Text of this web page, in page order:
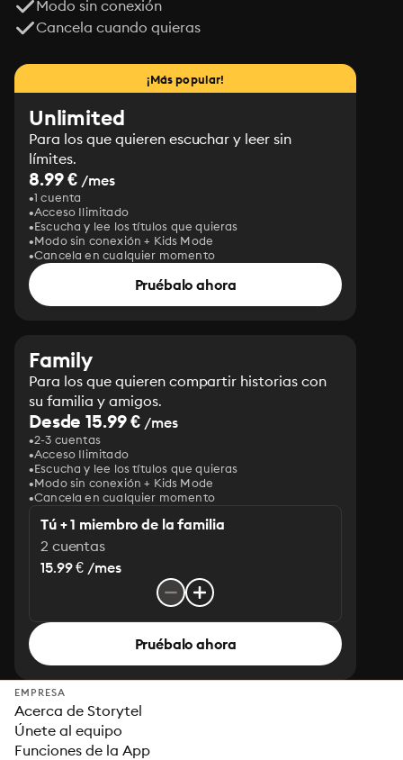
Modo sin conexión
Cancela cuando quieras
¡Más popular!
Unlimited
Para los que quieren escuchar y leer sin
límites.
8.99 € /mes
1 cuenta
Acceso Ilimitado
Escucha y lee los títulos que quieras
Modo sin conexión + Kids Mode
Cancela en cualquier momento
Pruébalo ahora
Family
Para los que quieren compartir historias con
su familia y amigos.
Desde 15.99 € /mes
2-3 cuentas
Acceso Ilimitado
Escucha y lee los títulos que quieras
Modo sin conexión + Kids Mode
Cancela en cualquier momento
Tú + 1 miembro de la familia
2 cuentas
15.99 € /mes
Pruébalo ahora
EMPRESA
Acerca de Storytel
Únete al equipo
Funciones de la App